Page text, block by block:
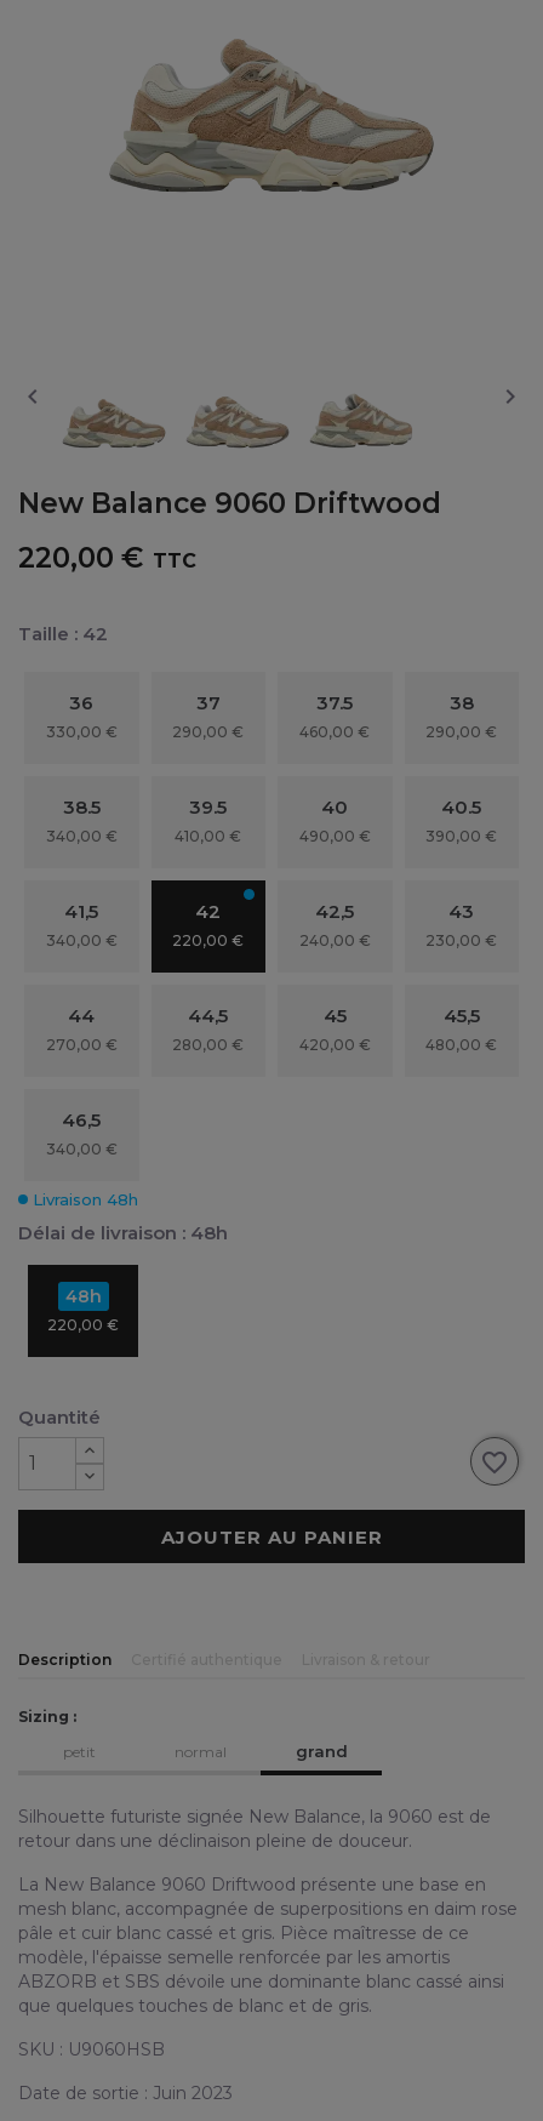
 
New Balance 9060 Driftwood
220,00 € TTC
Taille : 42
36
330,00 €
37
290,00 €
37.5
460,00 €
38
290,00 €
38.5
340,00 €
39.5
410,00 €
40
490,00 €
40.5
390,00 €
41,5
340,00 €
42
220,00 €
42,5
240,00 €
43
230,00 €
44
270,00 €
44,5
280,00 €
45
420,00 €
45,5
480,00 €
46,5
340,00 €
Livraison 48h
Délai de livraison : 48h
48h
220,00 €
Quantité
AJOUTER AU PANIER
favorite_border
Description
Sizing :
petit
normal grand
Silhouette futuriste signée New Balance, la 9060 est de
retour dans une déclinaison pleine de douceur.
La New Balance 9060 Driftwood présente une base en
mesh blanc, accompagnée de superpositions en daim rose
pâle et cuir blanc cassé et gris. Pièce maîtresse de ce
modèle, l'épaisse semelle renforcée par les amortis
ABZORB et SBS dévoile une dominante blanc cassé ainsi
que quelques touches de blanc et de gris.
SKU : U9060HSB
Date de sortie : Juin 2023